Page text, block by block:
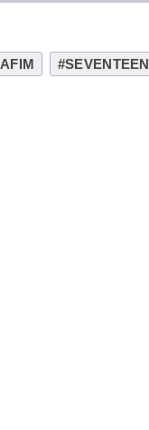
#SEVENTEEN